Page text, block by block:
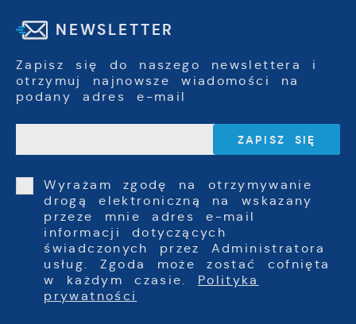
NEWSLETTER
Zapisz się do naszego newslettera i
otrzymuj najnowsze wiadomości na
podany adres e-mail
Wyrażam zgodę na otrzymywanie
drogą elektroniczną na wskazany
przeze mnie adres e-mail
informacji dotyczących
świadczonych przez Administratora
usług. Zgoda może zostać cofnięta
w każdym czasie. Polityka
prywatności